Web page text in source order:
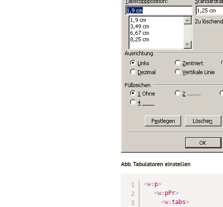
Abb. Tabulatoren einstellen
<w: p>
<w: pPr>
<w:tabs>